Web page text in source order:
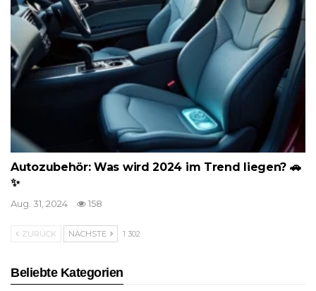
Autozubehör: Was wird 2024 im Trend liegen? 🚗
✨
Aug. 31, 2024 158
ZURÜCK NÄCHSTE 1 302
Beliebte Kategorien